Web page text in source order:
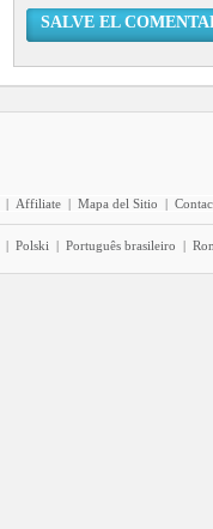
SALVE EL
| Affiliate | Mapa del Sitio |
| Polski | Português brasileiro |